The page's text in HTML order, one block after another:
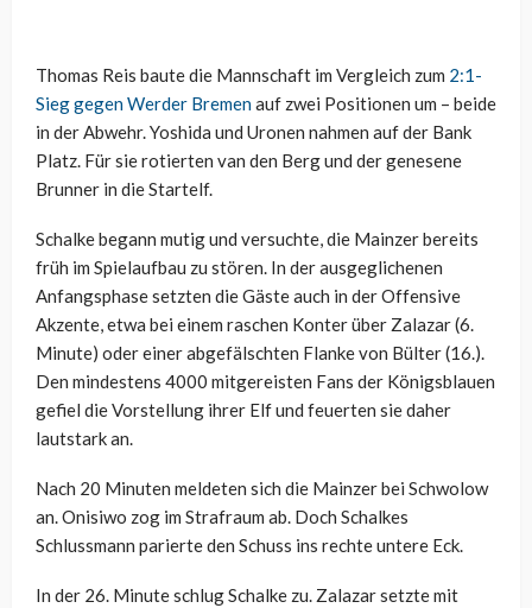
Thomas Reis baute die Mannschaft im Vergleich zum 2:1-
Sieg gegen Werder Bremenauf zwei Positionen um – beide
in der Abwehr. Yoshida und Uronen nahmen auf der Bank
Platz. Für sie rotierten van den Berg und der genesene
Brunner in die Startelf.
Schalke begann mutig und versuchte, die Mainzer bereits
früh im Spielaufbau zu stören. In der ausgeglichenen
Anfangsphase setzten die Gäste auch in der Offensive
Akzente, etwa bei einem raschen Konter über Zalazar (6.
Minute) oder einer abgefälschten Flanke von Bülter (16.).
Den mindestens 4000 mitgereisten Fans der Königsblauen
gefiel die Vorstellung ihrer Elf und feuerten sie daher
lautstark an.
Nach 20 Minuten meldeten sich die Mainzer bei Schwolow
an. Onisiwo zog im Strafraum ab. Doch Schalkes
Schlussmann parierte den Schuss ins rechte untere Eck.
In der 26. Minute schlug Schalke zu. Zalazar setzte mit